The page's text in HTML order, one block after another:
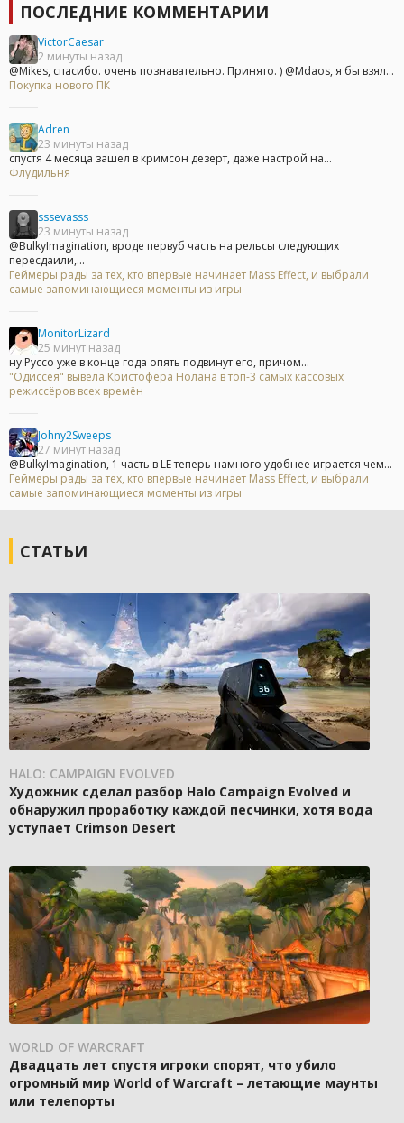
ПОСЛЕДНИЕ КОММЕНТАРИИ
VictorCaesar
2 минуты назад
@Mikes, спасибо. очень познавательно. Принято. ) @Mdaos, я бы взял...
Покупка нового ПК
Adren
23 минуты назад
спустя 4 месяца зашел в кримсон дезерт, даже настрой на...
Флудильня
sssevasss
23 минуты назад
@BulkyImagination, вроде первуб часть на рельсы следующих
пересдаили,...
Геймеры рады за тех, кто впервые начинает Mass Effect, и выбрали
самые запоминающиеся моменты из игры
MonitorLizard
25 минут назад
ну Руссо уже в конце года опять подвинут его, причом...
"Одиссея" вывела Кристофера Нолана в топ-3 самых кассовых
режиссёров всех времён
Johny2Sweeps
27 минут назад
@BulkyImagination, 1 часть в LE теперь намного удобнее играется чем...
Геймеры рады за тех, кто впервые начинает Mass Effect, и выбрали
самые запоминающиеся моменты из игры
СТАТЬИ
HALO: CAMPAIGN EVOLVED
Художник сделал разбор Halo Campaign Evolved и
обнаружил проработку каждой песчинки, хотя вода
уступает Crimson Desert
WORLD OF WARCRAFT
Двадцать лет спустя игроки спорят, что убило
огромный мир World of Warcraft – летающие маунты
или телепорты